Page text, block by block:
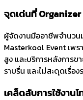
จุดเด่นที่
ผู้จัดงานมืออาชีพจำนวน
Masterkool Event เพ
สูง และบริการหลังการ
ราบรื่น และไม่สะดุดเรื่อง
เคล็ดลับการใช้งาน